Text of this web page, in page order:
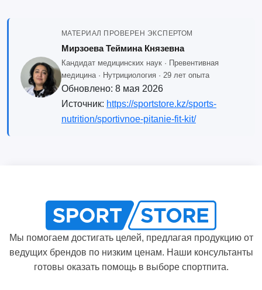
МАТЕРИАЛ ПРОВЕРЕН ЭКСПЕРТОМ
Мирзоева Теймина Князевна
Кандидат медицинских наук · Превентивная
медицина · Нутрициология · 29 лет опыта
Обновлено: 8 мая 2026
Источник: https://sportstore.kz/sports-
nutrition/sportivnoe-pitanie-fit-kit/
Мы помогаем достигать целей, предлагая продукцию от
ведущих брендов по низким ценам. Наши консультанты
готовы оказать помощь в выборе спортпита.